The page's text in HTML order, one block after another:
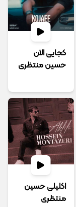
کجایی الان
حسین منتظری
اکلیلی حسین
منتظری